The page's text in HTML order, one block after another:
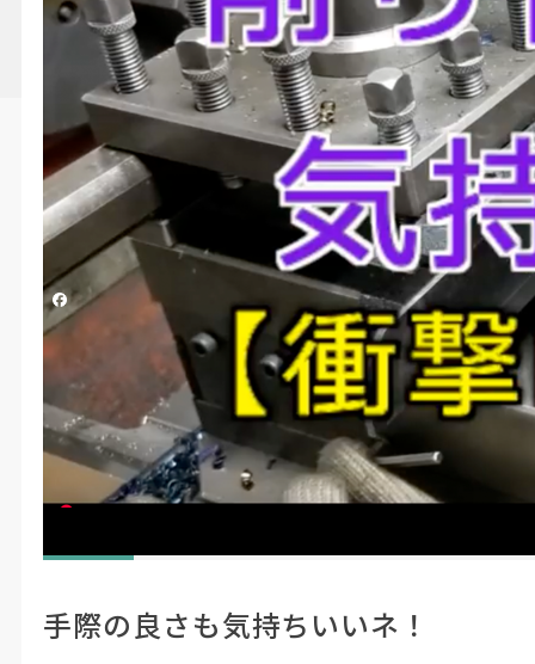
【黒苺】汎用旋盤 削り代た
っぷりの気持ちいい荒削り〜
How to Lathe processing
technology
投稿日時2025/07/07 01:34 更新日時2025/07/07 01:41
シェアする
黒苺
#YouTuber #製造・機械加工 #How To動画 #動画記事
ここに
注目！
汎用旋盤 削り代たっぷりの気持ちい
い荒削り〜How to Lathe processing
手際の良さも気持ちいいネ！